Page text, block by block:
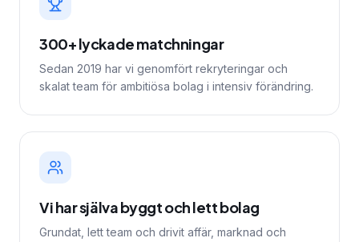
300+ lyckade matchningar
Sedan 2019 har vi genomfört rekryteringar och
skalat team för ambitiösa bolag i intensiv förändring.
Vi har själva byggt och lett bolag
Grundat, lett team och drivit affär, marknad och